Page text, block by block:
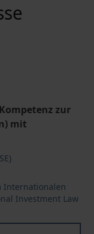
zur
mit
Internationalen
Investment Law